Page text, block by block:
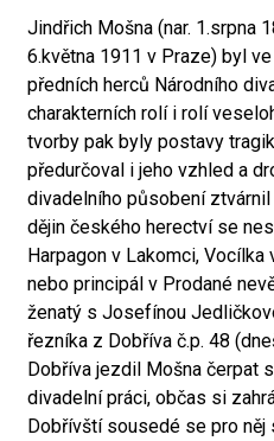
Jindřich Mošna (nar. 1.srpna
6.května 1911 v Praze) byl
předních herců Národního
charakterních rolí i rolí
tvorby pak byly postavy
předurčoval i jeho vzhled a
divadelního působení
dějin českého herectví se
Harpagon v Lakomci,
nebo principál v Prodané
ženatý s Josefínou
řezníka z Dobříva č.p. 48
Dobříva jezdil Mošna čerpat
divadelní práci, občas si
Dobřívští sousedé se pro